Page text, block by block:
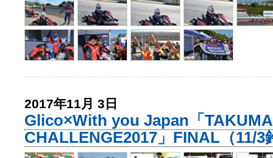
2017年11月 3日
Glico×With you Japan「
CHALLENGE2017」FINAL（11/3